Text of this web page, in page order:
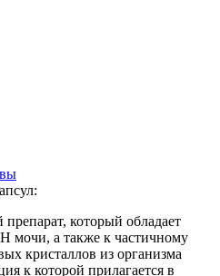
который обладает
мочи, а также к частичному
кристаллов из организма
к которой прилагается в